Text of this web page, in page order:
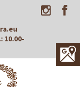
10.00-